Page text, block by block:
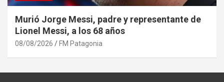
Murió Jorge Messi, padre y representante de
Lionel Messi, a los 68 años
08/08/2026 FM Patagonia